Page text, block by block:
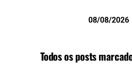
08/08/2026
Todos os posts